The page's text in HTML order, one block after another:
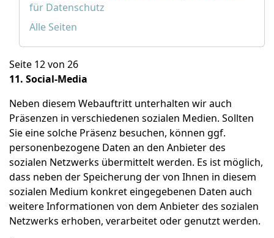
für Datenschutz
Alle Seiten
Seite 12 von 26
11. Social-Media
Neben diesem Webauftritt unterhalten wir auch
Präsenzen in verschiedenen sozialen Medien. Sollten
Sie eine solche Präsenz besuchen, können ggf.
personenbezogene Daten an den Anbieter des
sozialen Netzwerks übermittelt werden. Es ist möglich,
dass neben der Speicherung der von Ihnen in diesem
sozialen Medium konkret eingegebenen Daten auch
weitere Informationen von dem Anbieter des sozialen
Netzwerks erhoben, verarbeitet oder genutzt werden.